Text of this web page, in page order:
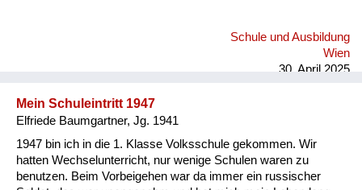
Schule und Ausbildung
Wien
30. April 2025
Mein Schuleintritt 1947
Elfriede Baumgartner, Jg. 1941
1947 bin ich in die 1. Klasse Volksschule gekommen. Wir
hatten Wechselunterricht, nur wenige Schulen waren zu
benutzen. Beim Vorbeigehen war da immer ein russischer